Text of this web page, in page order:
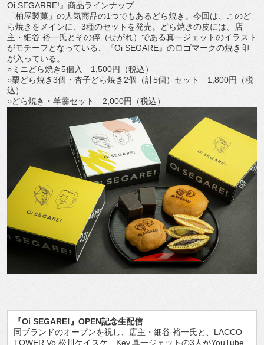
Oi SEGARRE!』商品ラインナップ
「柏屋製菓」の人気商品の1つでもあるどら焼き。今回は、このど
ら焼きをメインに、3種のセットを発売。どら焼きの皮には、店
主・細谷 裕一氏とその倅（せがれ）である真一ジェットのイラスト
がモチーフとなっている、『Oi SEGARE』のロゴマークの焼き印
が入っている。
○ミニどら焼き5個入 1,500円（税込）
○栗どら焼き3個・杏子どら焼き2個（計5個）セット 1,800円（税
込）
○どら焼き・羊羹セット 2,000円（税込）
『Oi SEGARE!』OPEN記念生配信
同ブランドのオープンを祝し、店主・細谷 裕一氏と、LACCO
TOWER Vo.松川ケイスケ、Key.真一ジェットの3人がYouTube